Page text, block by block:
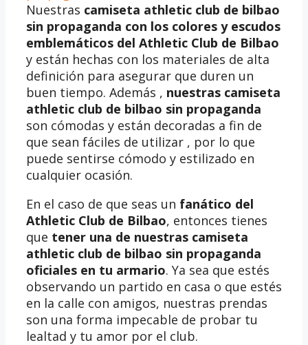
Nuestras camiseta athletic club de bilbao
sin propaganda con los colores y escudos
emblemáticos del Athletic Club de Bilbao
y están hechas con los materiales de alta
definición para asegurar que duren un
buen tiempo. Además , nuestras camiseta
athletic club de bilbao sin propaganda
son cómodas y están decoradas a fin de
que sean fáciles de utilizar , por lo que
puede sentirse cómodo y estilizado en
cualquier ocasión.
En el caso de que seas un fanático del
Athletic Club de Bilbao, entonces tienes
que tener una de nuestras camiseta
athletic club de bilbao sin propaganda
oficiales en tu armario. Ya sea que estés
observando un partido en casa o que estés
en la calle con amigos, nuestras prendas
son una forma impecable de probar tu
lealtad y tu amor por el club.